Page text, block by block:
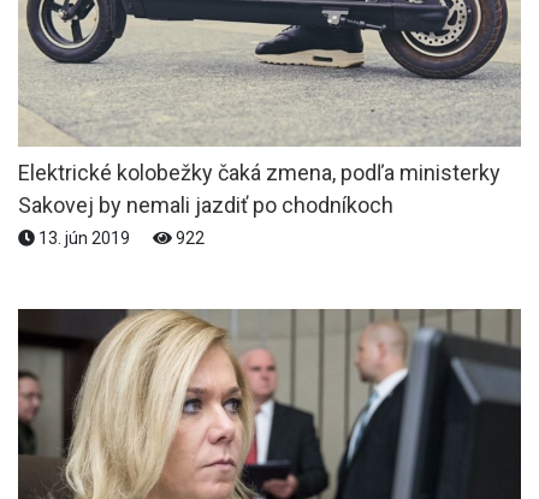
Elektrické kolobežky čaká zmena, podľa ministerky
Sakovej by nemali jazdiť po chodníkoch
13. jún 2019 922